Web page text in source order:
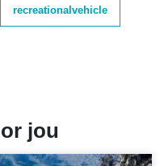
recreationalvehicle
jou